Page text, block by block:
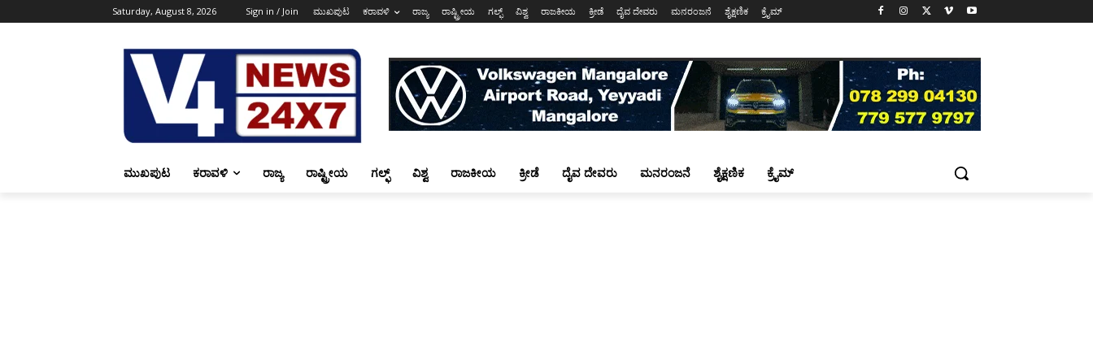
Saturday, August 8, 2026 Sign in / Join ಮುಖಪುಟ ಕರಾವಳಿ ರಾಜ್ಯ ರಾಷ್ಟ್ರೀಯ ಗಲ್ಫ್ ವಿಶ್ವ ರಾಜಕೀಯ ಕ್ರೀಡೆ ದೈವ ದೇವರು ಮನರಂಜನೆ ಶೈಕ್ಷಣಿಕ ಕ್ರೈಮ್
ಮುಖಪುಟ ಕರಾವಳಿ ರಾಜ್ಯ ರಾಷ್ಟ್ರೀಯ ಗಲ್ಫ್ ವಿಶ್ವ ರಾಜಕೀಯ ಕ್ರೀಡೆ ದೈವ ದೇವರು ಮನರಂಜನೆ ಶೈಕ್ಷಣಿಕ ಕ್ರೈಮ್